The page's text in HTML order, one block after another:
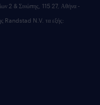
2 & Σινώπης, 115 27, Αθήνα -
Randstad N.V. τα εξής: